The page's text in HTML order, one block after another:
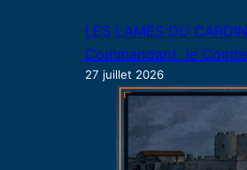
LES LAMES DU
Commandant, le
27 juillet 2026